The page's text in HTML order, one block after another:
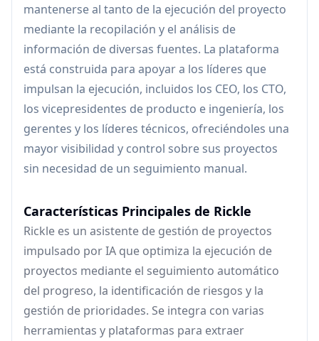
mantenerse al tanto de la ejecución del proyecto
mediante la recopilación y el análisis de
información de diversas fuentes. La plataforma
está construida para apoyar a los líderes que
impulsan la ejecución, incluidos los CEO, los CTO,
los vicepresidentes de producto e ingeniería, los
gerentes y los líderes técnicos, ofreciéndoles una
mayor visibilidad y control sobre sus proyectos
sin necesidad de un seguimiento manual.
Características Principales de Rickle
Rickle es un asistente de gestión de proyectos
impulsado por IA que optimiza la ejecución de
proyectos mediante el seguimiento automático
del progreso, la identificación de riesgos y la
gestión de prioridades. Se integra con varias
herramientas y plataformas para extraer